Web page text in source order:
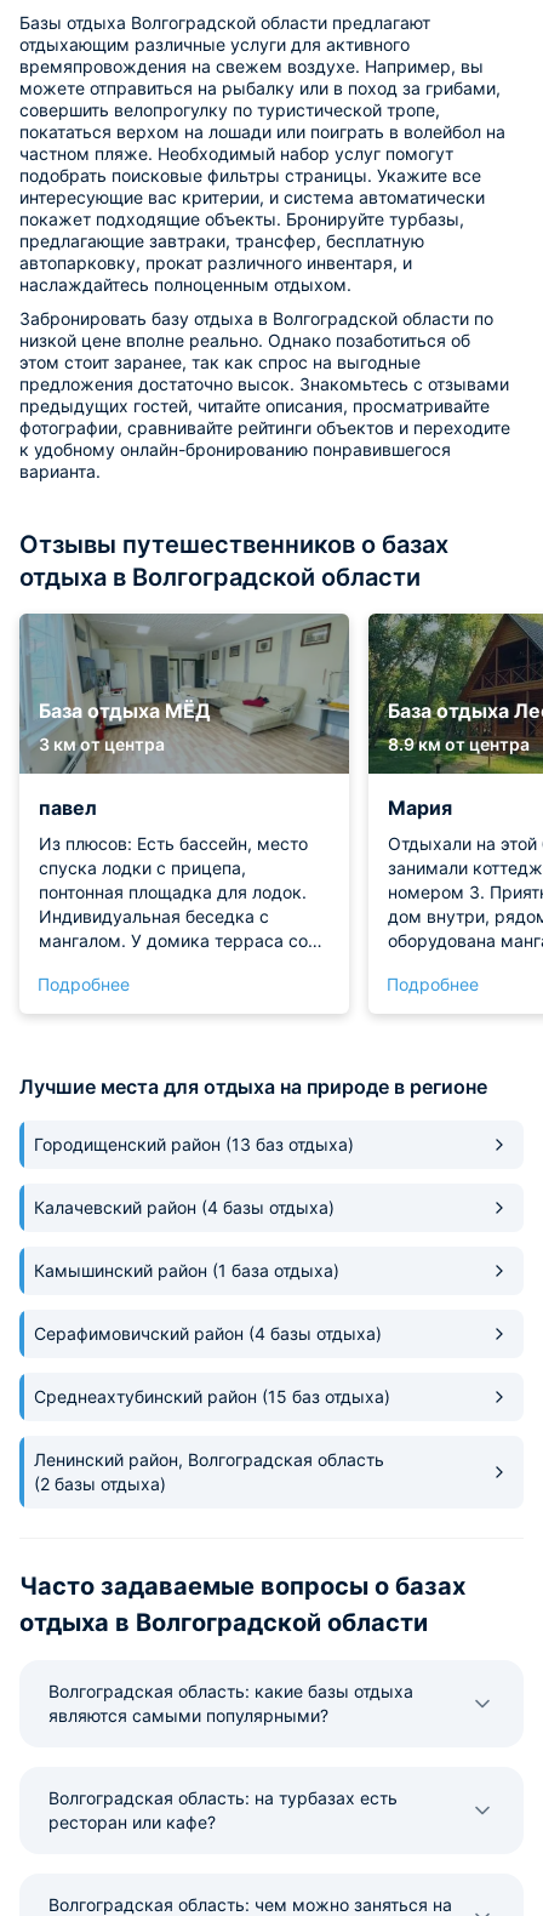
Базы отдыха Волгоградской области предлагают
отдыхающим различные услуги для активного
времяпровождения на свежем воздухе. Например, вы
можете отправиться на рыбалку или в поход за грибами,
совершить велопрогулку по туристической тропе,
покататься верхом на лошади или поиграть в волейбол на
частном пляже. Необходимый набор услуг помогут
подобрать поисковые фильтры страницы. Укажите все
интересующие вас критерии, и система автоматически
покажет подходящие объекты. Бронируйте турбазы,
предлагающие завтраки, трансфер, бесплатную
автопарковку, прокат различного инвентаря, и
наслаждайтесь полноценным отдыхом.
Забронировать базу отдыха в Волгоградской области по
низкой цене вполне реально. Однако позаботиться об
этом стоит заранее, так как спрос на выгодные
предложения достаточно высок. Знакомьтесь с отзывами
предыдущих гостей, читайте описания, просматривайте
фотографии, сравнивайте рейтинги объектов и переходите
к удобному онлайн-бронированию понравившегося
варианта.
Отзывы путешественников о базах
отдыха в Волгоградской области
База отдыха МЁД
3 км от центра
павел
Из плюсов: Есть бассейн, место
спуска лодки с прицепа,
понтонная площадка для лодок.
Индивидуальная беседка с
мангалом. У домика терраса со
площадка. Вейденговый кофе
аппарат. В номере есть сплит
газонокосилкой.
Подробнее
База отдыха
8.9 км от центра
Мария
Отдыхали на этой
занимали
номером 3.
дом внутри,
оборудована
Доступны
в виде поездки
замечательный.
Подробнее
Лучшие места для отдыха на природе в регионе
Городищенский район (13 баз отдыха)
Калачевский район (4 базы отдыха)
Камышинский район (1 база отдыха)
Серафимовичский район (4 базы отдыха)
Среднеахтубинский район (15 баз отдыха)
Ленинский район, Волгоградская область
(2 базы отдыха)
Часто задаваемые вопросы о базах
отдыха в Волгоградской области
Волгоградская область: какие базы отдыха
являются самыми популярными?
Волгоградская область: на турбазах есть
ресторан или кафе?
Волгоградская область: чем можно заняться на